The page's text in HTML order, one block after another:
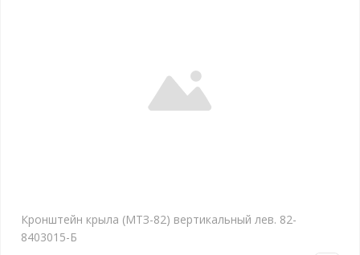
Кронштейн крыла (МТЗ-82) вертикальный лев. 82-
8403015-Б